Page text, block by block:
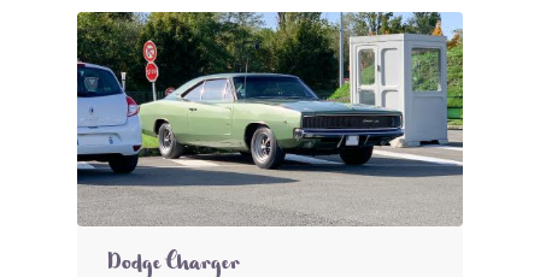
Dodge Charger